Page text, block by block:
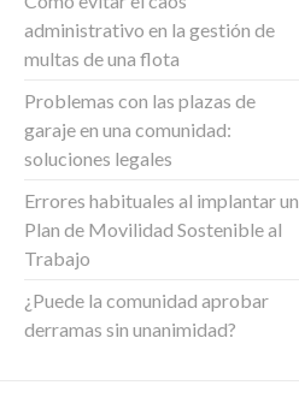
administrativo en la gestión de
multas de una flota
Problemas con las plazas de
garaje en una comunidad:
soluciones legales
Errores habituales al implantar un
Plan de Movilidad Sostenible al
Trabajo
¿Puede la comunidad aprobar
derramas sin unanimidad?